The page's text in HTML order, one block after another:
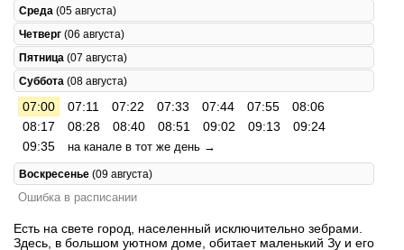
Среда (05 августа)
Четверг (06 августа)
Пятница (07 августа)
Суббота (08 августа)
07:00 07:11 07:22 07:33 07:44 07:55
08:06
08:17
08:28 08:40 08:51 09:02 09:13
09:24
09:35
на канале в тот же день →
Воскресенье (09 августа)
Ошибка в расписании
Есть на свете город, населенный исключительно зебрами.
Здесь, в большом уютном доме, обитает маленький Зу и его